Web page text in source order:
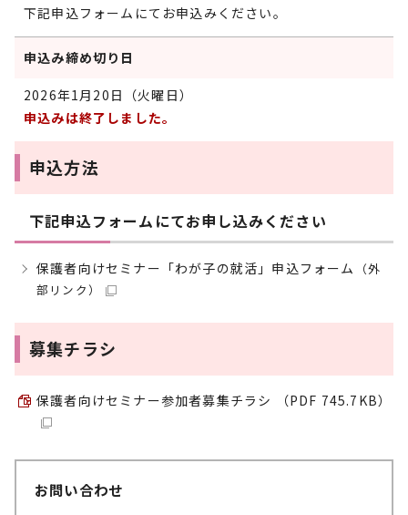
下記申込フォームにてお申込みください。
申込み締め切り日
2026年1月20日（火曜日）
申込みは終了しました。
申込方法
下記申込フォームにてお申し込みください
保護者向けセミナー「わが子の就活」申込フォーム
（外
部リンク）
募集チラシ
保護者向けセミナー参加者募集チラシ （PDF 745.7KB）
お問い合わせ